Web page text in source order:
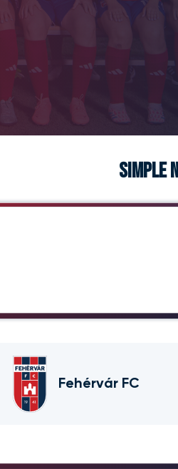
SIMPLE
Fehérvár FC